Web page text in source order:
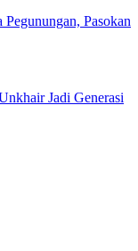
Pasokan
Jadi Generasi